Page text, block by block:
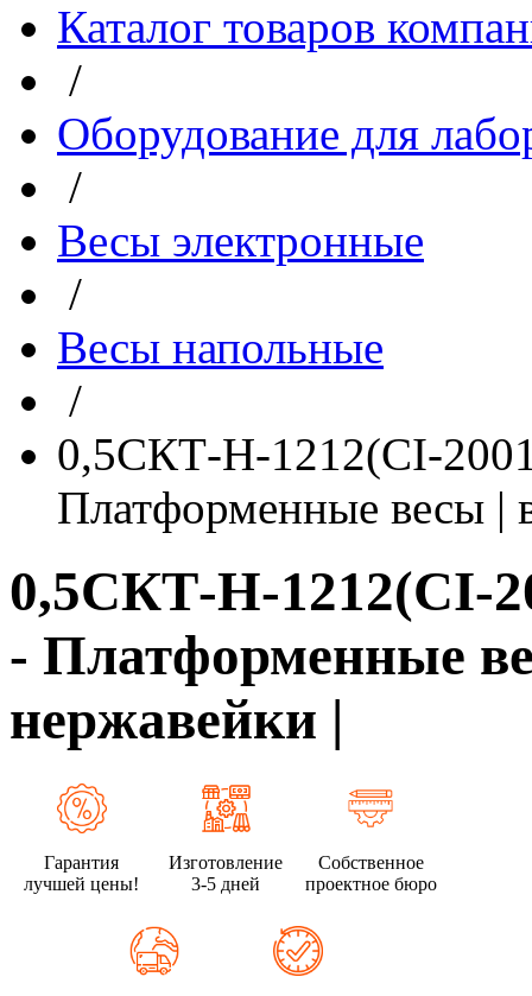
Каталог товаров
/
Оборудование для
/
Весы электронные
/
Весы напольные
/
0,5СКТ-Н-1212(CI-
Платформенные весы |
0,5СКТ-Н-1212(CI-
- Платформенные
нержавейки |
Гарантия
лучшей цены!
Изготовление
3-5 дней
Собственное
проектное бюро